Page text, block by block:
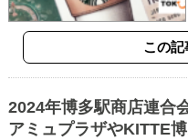
この
2024年博多駅商店連合
アミュプラザやKITTE